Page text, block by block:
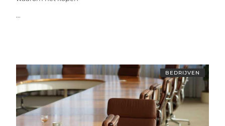
...
BEDRIJVEN